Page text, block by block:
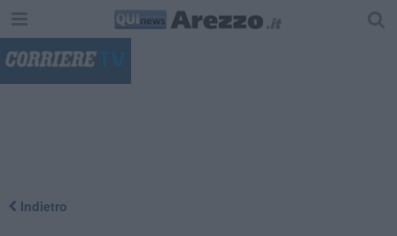
Indietro